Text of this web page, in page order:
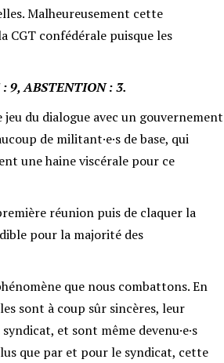
Malheureusement cette
CGT confédérale puisque les
9, ABSTENTION : 3.
du dialogue avec un gouvernement
de militant·e·s de base, qui
une haine viscérale pour ce
réunion puis de claquer la
pour la majorité des
que nous combattons. En
sont à coup sûr sincères, leur
et sont même devenu·e·s
que par et pour le syndicat, cette